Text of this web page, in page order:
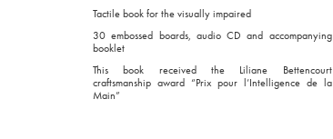
Tactile book for the visually impaired
30 embossed boards, audio CD and accompanying
booklet
This book received the Liliane Bettencourt
craftsmanship award “Prix pour l’Intelligence de la
Main”